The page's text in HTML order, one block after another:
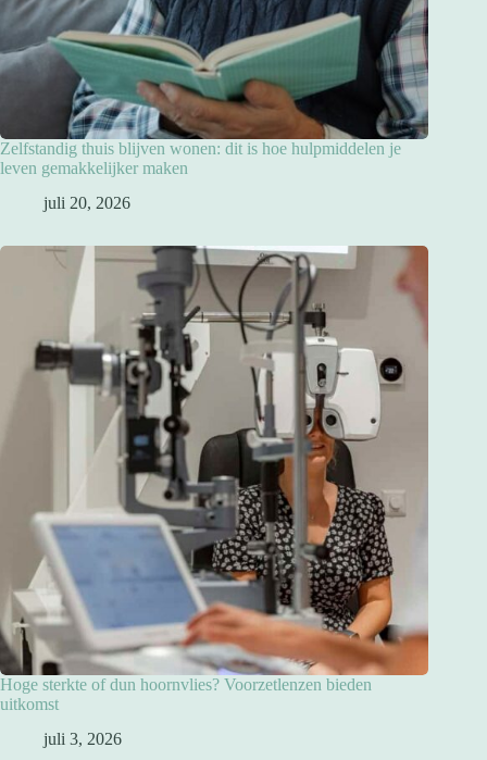
Zelfstandig thuis blijven wonen: dit is hoe hulpmiddelen je
leven gemakkelijker maken
juli 20, 2026
Hoge sterkte of dun hoornvlies? Voorzetlenzen bieden
uitkomst
juli 3, 2026